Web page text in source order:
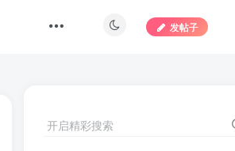
发帖子
开启精彩搜索